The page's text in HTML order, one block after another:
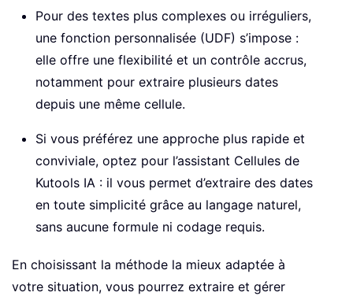
Pour des textes plus complexes ou irréguliers,
une fonction personnalisée (UDF) s’impose :
elle offre une flexibilité et un contrôle accrus,
notamment pour extraire plusieurs dates
depuis une même cellule.
Si vous préférez une approche plus rapide et
conviviale, optez pour l’assistant Cellules de
Kutools IA : il vous permet d’extraire des dates
en toute simplicité grâce au langage naturel,
sans aucune formule ni codage requis.
En choisissant la méthode la mieux adaptée à
votre situation, vous pourrez extraire et gérer